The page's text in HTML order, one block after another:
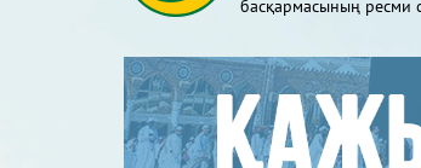
басқармасының ресми